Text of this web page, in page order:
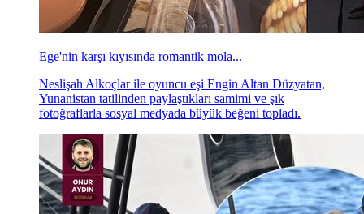
Ege'nin karşı kıyısında romantik mola...
Neslişah Alkoçlar ile oyuncu eşi Engin Altan Düzyatan,
Yunanistan tatilinden paylaştıkları samimi ve şık
fotoğraflarla sosyal medyada büyük beğeni topladı.